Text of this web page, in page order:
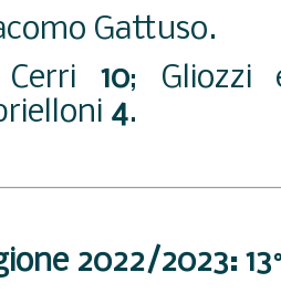
Gattuso.
10; Gliozzi
4.
2022/2023: